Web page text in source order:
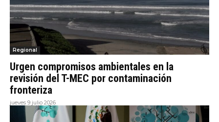
Regional
Urgen compromisos ambientales en la
revisión del T-MEC por contaminación
fronteriza
jueves 9 julio 2026